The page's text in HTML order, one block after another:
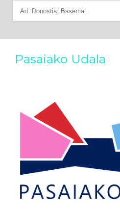
Pasaiako Udala